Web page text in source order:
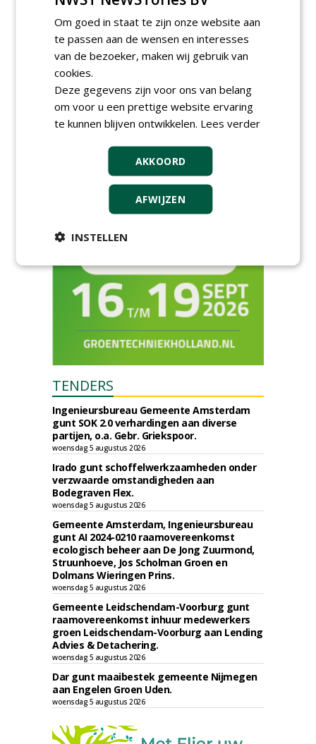
Openbare Ruimte Congres
2026: integrale keuzes
centraal in Zaanstad
donderdag 3 september 2026
dat natuurinclusieve
ambities stranden
dinsdag 8 september 2026
tien jaar duurzame
dakontwikkeling
TENDERS
Ingenieursbureau Gemeente Amsterdam
gunt SOK 2.0 verhardingen aan diverse
partijen, o.a. Gebr. Griekspoor.
woensdag 5 augustus 2026
Irado gunt schoffelwerkzaamheden onder
verzwaarde omstandigheden aan
Bodegraven Flex.
woensdag 5 augustus 2026
Gemeente Amsterdam, Ingenieursbureau
gunt AI 2024-0210 raamovereenkomst
ecologisch beheer aan De Jong Zuurmond,
Struunhoeve, Jos Scholman Groen en
Dolmans Wieringen Prins.
woensdag 5 augustus 2026
Gemeente Leidschendam-Voorburg gunt
raamovereenkomst inhuur medewerkers
groen Leidschendam-Voorburg aan Lending
Advies & Detachering.
woensdag 5 augustus 2026
Dar gunt maaibestek gemeente Nijmegen
aan Engelen Groen Uden.
woensdag 5 augustus 2026
Om goed in staat te zijn onze website aan
te passen aan de wensen en interesses
van de bezoeker, maken wij gebruik van
cookies.
Deze gegevens zijn voor ons van belang
om voor u een prettige website ervaring
te kunnen blijven ontwikkelen. Lees verder
AKKOORD
AFWIJZEN
INSTELLEN